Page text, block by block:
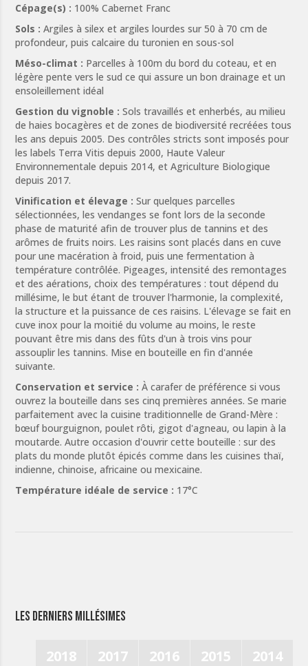
Cépage(s) : 100% Cabernet Franc
Sols : Argiles à silex et argiles lourdes sur 50 à 70 cm de
profondeur, puis calcaire du turonien en sous-sol
Méso-climat : Parcelles à 100m du bord du coteau, et en
légère pente vers le sud ce qui assure un bon drainage et un
ensoleillement idéal
Gestion du vignoble : Sols travaillés et enherbés, au milieu
de haies bocagères et de zones de biodiversité recréées tous
les ans depuis 2005. Des contrôles stricts sont imposés pour
les labels Terra Vitis depuis 2000, Haute Valeur
Environnementale depuis 2014, et Agriculture Biologique
depuis 2017.
Vinification et élevage : Sur quelques parcelles
sélectionnées, les vendanges se font lors de la seconde
phase de maturité afin de trouver plus de tannins et des
arômes de fruits noirs. Les raisins sont placés dans en cuve
pour une macération à froid, puis une fermentation à
température contrôlée. Pigeages, intensité des remontages
et des aérations, choix des températures : tout dépend du
millésime, le but étant de trouver l'harmonie, la complexité,
la structure et la puissance de ces raisins. L'élevage se fait en
cuve inox pour la moitié du volume au moins, le reste
pouvant être mis dans des fûts d'un à trois vins pour
assouplir les tannins. Mise en bouteille en fin d'année
suivante.
Conservation et service : À carafer de préférence si vous
ouvrez la bouteille dans ses cinq premières années. Se marie
parfaitement avec la cuisine traditionnelle de Grand-Mère :
bœuf bourguignon, poulet rôti, gigot d'agneau, ou lapin à la
moutarde. Autre occasion d'ouvrir cette bouteille : sur des
plats du monde plutôt épicés comme dans les cuisines thaï,
indienne, chinoise, africaine ou mexicaine.
Température idéale de service : 17°C
2014
2015
2016
2017
2018
Les derniers millésimes